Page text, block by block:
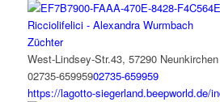
Ricciolifelici - Alexandra Wurmbach
Züchter
West-Lindsey-Str.43, 57290 Neunkirchen
02735-65995902735-659959
https://lagotto-siegerland.beepworld.de/